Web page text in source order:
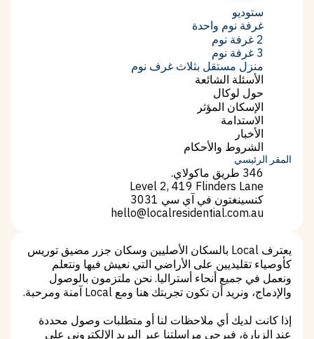
ستوديو
ستوديو
غرفة نوم واحدة
غرفة نوم واحدة
2 غرفة نوم
2 غرفة نوم
3 غرفة نوم
3 غرفة نوم
منزل مستقل بثلاث غرف نوم
منزل مستقل بثلاث غرف نوم
الأسئلة الشائعة
الأسئلة الشائعة
حول لوكال
حول لوكال
الإسكان المؤثر
الإسكان المؤثر
الاستدامة
الاستدامة
الأخبار
الأخبار
الشروط والأحكام
الشروط والأحكام
المقر الرئيسي
346 طريق ماكولاي.
Level 2, 419 Flinders Lane
كنسينغتون في آي سي 3031
hello@localresidential.com.au
يعترف Local بالسكان الأصليين وسكان جزر مضيق توريس
كأوصياء تقليديين على الأراضي التي نعيش فيها ونتعلم
ونعمل في جميع أنحاء أستراليا. نحن ملتزمون بالوصول
والإدماج، ونريد أن تكون تجربتك هنا ومع Local آمنة ومرحبة.
إذا كانت لديك أي ملاحظات لنا أو متطلبات وصول محددة
عند الزيارة، فيرجى مراسلتنا عبر البريد الإلكتروني على